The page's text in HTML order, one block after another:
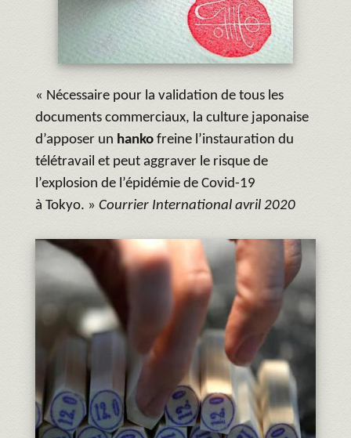
« Nécessaire pour la validation de tous les
documents commerciaux, la culture japonaise
d’apposer un hanko freine l’instauration du
télétravail et peut aggraver le risque de
l’explosion de l’épidémie de Covid-19
à Tokyo. » Courrier International avril 2020